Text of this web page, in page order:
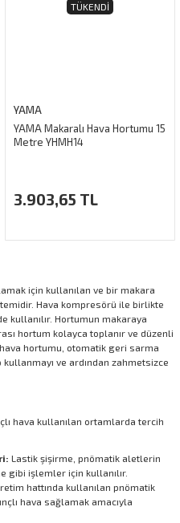
TÜKENDI
YAMA
YAMA Makaralı Hava Hortumu 15
Metre YHMH14
3.903,65 TL
için kullanılan ve bir makara
Hava kompresörü ile birlikte
kullanılır. Hortumun makaraya
hortum kolayca toplanır ve düzenli
hortumu, otomatik geri sarma
ve ardından zahmetsizce
hava kullanılan ortamlarda tercih
Lastik şişirme, pnömatik aletlerin
gibi işlemler için kullanılır.
hattında kullanılan pnömatik
hava sağlamak amacıyla